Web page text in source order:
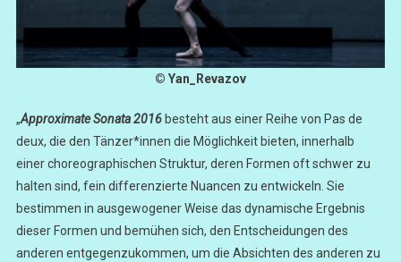
© Yan_Revazov
„Approximate Sonata 2016besteht aus einer Reihe von Pas de
deux, die den Tänzer*innen die Möglichkeit bieten, innerhalb
einer choreographischen Struktur, deren Formen oft schwer zu
halten sind, fein differenzierte Nuancen zu entwickeln. Sie
bestimmen in ausgewogener Weise das dynamische Ergebnis
dieser Formen und bemühen sich, den Entscheidungen des
anderen entgegenzukommen, um die Absichten des anderen zu